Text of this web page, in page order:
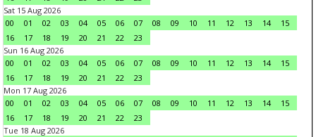
Sat 15 Aug 2026
00
01 02 03 04 05 06 07 08 09 10 11 12 13 14
15
16
17 18 19 20 21 22
23
Sun 16 Aug 2026
00
01 02 03 04 05 06 07 08 09 10 11 12 13 14
15
16
17 18 19 20 21 22
23
Mon 17 Aug 2026
00
01 02 03 04 05 06 07 08 09 10 11 12 13 14
15
16
17 18 19 20 21 22
23
Tue 18 Aug 2026